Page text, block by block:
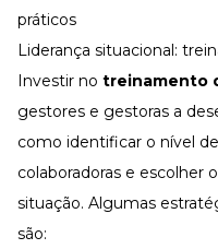
práticos
Liderança situacional:
Investir no treinamento
gestores e gestoras a
como identificar o nível
colaboradoras e escolher
situação. Algumas
são: